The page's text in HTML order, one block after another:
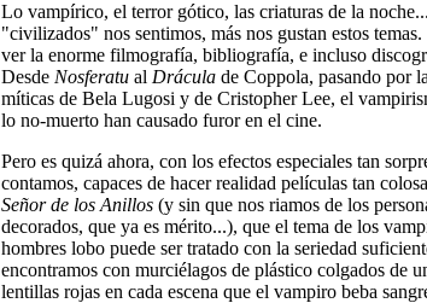
Lo vampírico, el terror gótico, las criaturas de la
"civilizados" nos sentimos, más nos gustan estos
ver la enorme filmografía, bibliografía, e incluso
Desde Nosferatu al Drácula de Coppola, pasando por
míticas de Bela Lugosi y de Cristopher Lee, el
lo no-muerto han causado furor en el cine.
Pero es quizá ahora, con los efectos especiales tan
contamos, capaces de hacer realidad películas tan
Señor de los Anillos (y sin que nos riamos de los
decorados, que ya es mérito...), que el tema de los
hombres lobo puede ser tratado con la seriedad
encontramos con murciélagos de plástico colgados de
lentillas rojas en cada escena que el vampiro beba